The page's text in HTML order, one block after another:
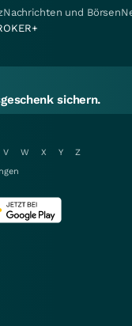
und
sichern.
V W X Y
Z